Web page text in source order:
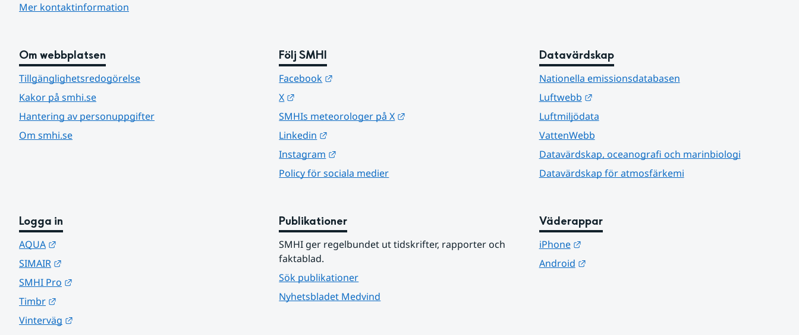
Mer kontaktinformation
Om webbplatsen
Tillgänglighetsredogörelse
Kakor på smhi.se
Hantering av personuppgifter
Om smhi.se
Följ SMHI
Facebook
X
SMHIs meteorologer på X
Linkedin
Instagram
Policy för sociala medier
Datavärdskap
Nationella emissionsdatabasen
Luftwebb
Länk till annan webbplats.
Luftmiljödata
VattenWebb
Datavärdskap, oceanografi och marinbiologi
Datavärdskap för atmosfärkemi
Logga in
AQUA
SIMAIR
SMHI Pro
Timbr
Vinterväg
Publikationer
SMHI ger regelbundet ut tidskrifter, rapporter och
faktablad.
Sök publikationer
Nyhetsbladet Medvind
Väderappar
iPhone
Länk till annan webbplats.
Android
Länk till annan webbplats.